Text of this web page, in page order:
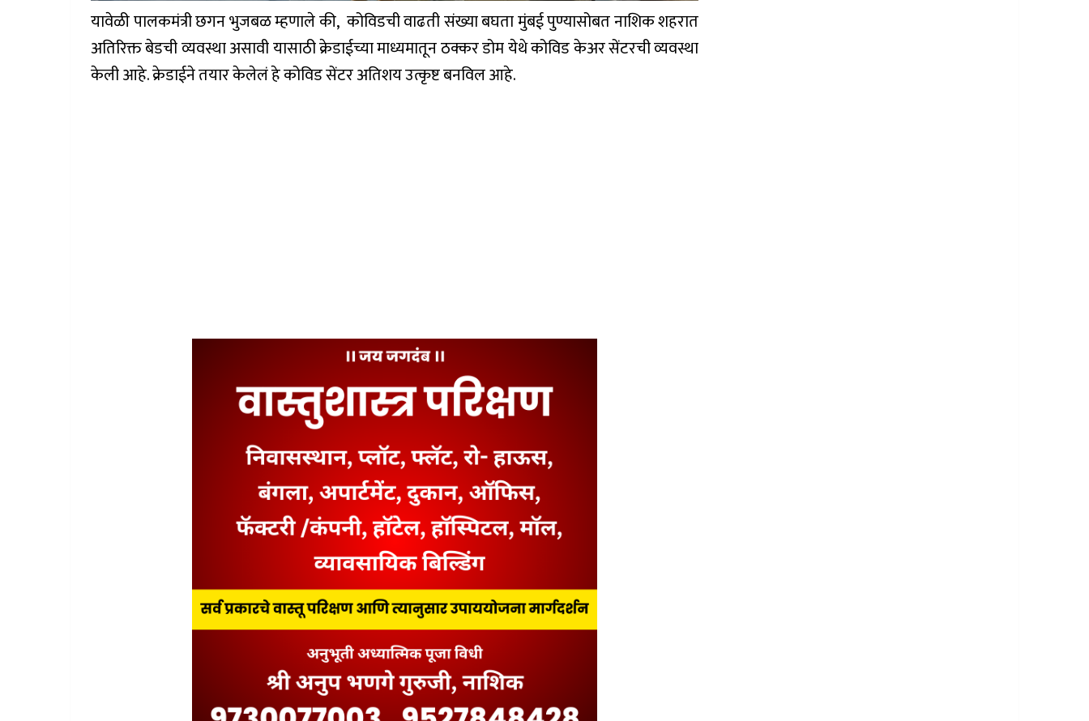
यावेळी पालकमंत्री छगन भुजबळ म्हणाले की, कोविडची वाढती संख्या बघता मुंबई पुण्यासोबत नाशिक शहरात
अतिरिक्त बेडची व्यवस्था असावी यासाठी क्रेडाईच्या माध्यमातून ठक्कर डोम येथे कोविड केअर सेंटरची व्यवस्था
केली आहे. क्रेडाईने तयार केलेलं हे कोविड सेंटर अतिशय उत्कृष्ट बनविल आहे.